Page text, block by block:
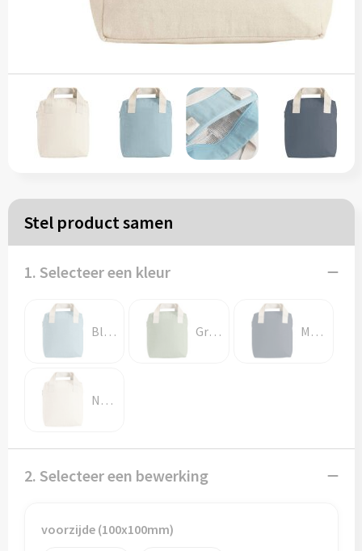
Papieren tassen
Reistassen
Zakelijk
Rugzakken
Koeltassen
Potloden
Markeerstiften
Geschenksets
Notaboekjes
Stel product samen
1. Selecteer een kleur
Blauw Groen Marineblauw
Natuur
2. Selecteer een bewerking
voorzijde (100x100mm)